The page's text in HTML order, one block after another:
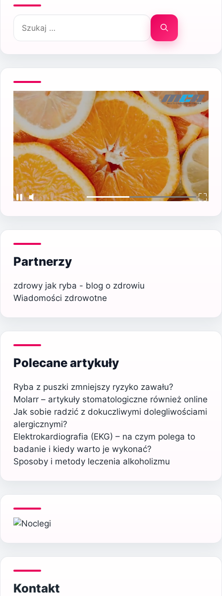
Szukaj:
Partnerzy
zdrowy jak ryba - blog o zdrowiu
Wiadomości zdrowotne
Polecane artykuły
Ryba z puszki zmniejszy ryzyko zawału?
Molarr – artykuły stomatologiczne również online
Jak sobie radzić z dokuczliwymi dolegliwościami
alergicznymi?
Elektrokardiografia (EKG) – na czym polega to
badanie i kiedy warto je wykonać?
Sposoby i metody leczenia alkoholizmu
Kontakt